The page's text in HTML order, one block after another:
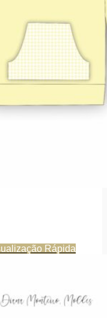
Rápida